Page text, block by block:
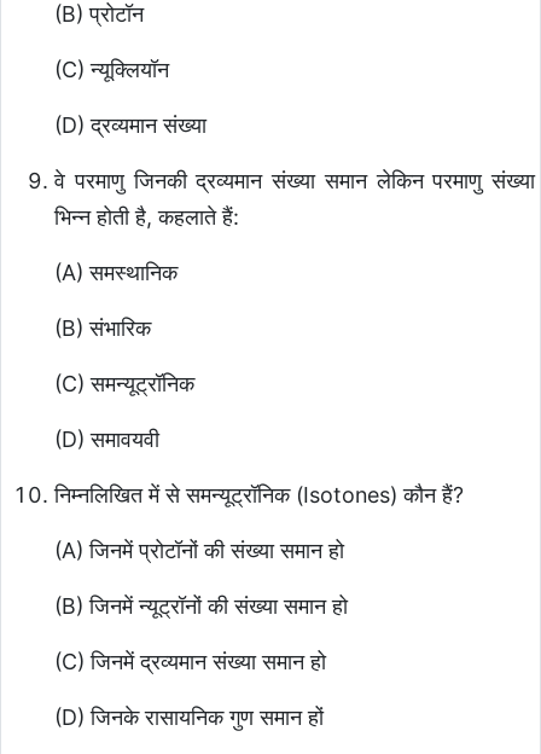
(B) प्रोटॉन
(C) न्यूक्लियॉन
(D) द्रव्यमान संख्या
वे परमाणु जिनकी द्रव्यमान संख्या समान लेकिन परमाणु संख्या
भिन्न होती है, कहलाते हैं:
(A) समस्थानिक
(B) संभारिक
(C) समन्यूट्रॉनिक
(D) समावयवी
निम्नलिखित में से समन्यूट्रॉनिक (Isotones) कौन हैं?
(A) जिनमें प्रोटॉनों की संख्या समान हो
(B) जिनमें न्यूट्रॉनों की संख्या समान हो
(C) जिनमें द्रव्यमान संख्या समान हो
(D) जिनके रासायनिक गुण समान हों